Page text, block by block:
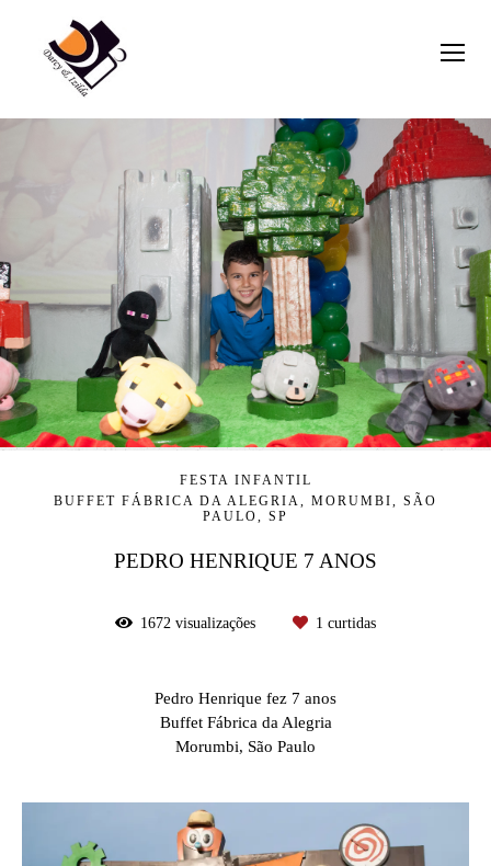
FESTA INFANTIL
BUFFET FÁBRICA DA ALEGRIA, MORUMBI, SÃO
PAULO, SP
PEDRO HENRIQUE 7 ANOS
1672 visualizações 1 curtidas
Pedro Henrique fez 7 anos
Buffet Fábrica da Alegria
Morumbi, São Paulo